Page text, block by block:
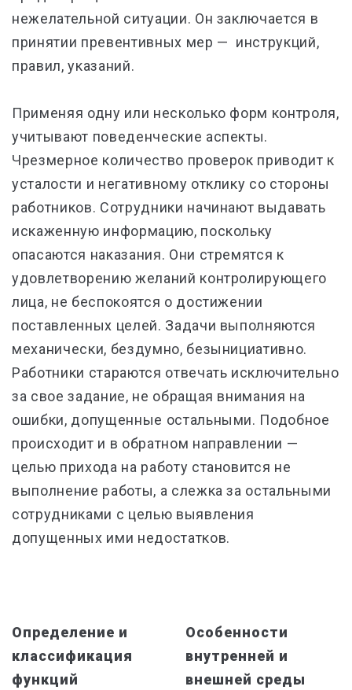
нежелательной ситуации. Он заключается в
принятии превентивных мер — инструкций,
правил, указаний.
Применяя одну или несколько форм контроля,
учитывают поведенческие аспекты.
Чрезмерное количество проверок приводит к
усталости и негативному отклику со стороны
работников. Сотрудники начинают выдавать
искаженную информацию, поскольку
опасаются наказания. Они стремятся к
удовлетворению желаний контролирующего
лица, не беспокоятся о достижении
поставленных целей. Задачи выполняются
механически, бездумно, безынициативно.
Работники стараются отвечать исключительно
за свое задание, не обращая внимания на
ошибки, допущенные остальными. Подобное
происходит и в обратном направлении —
целью прихода на работу становится не
выполнение работы, а слежка за остальными
сотрудниками с целью выявления
допущенных ими недостатков.
Определение и
классификация
функций
Особенности
внутренней и
внешней среды